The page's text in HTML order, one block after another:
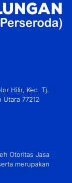
Hilir, Kec. Tj.
Utara 77212
Otoritas Jasa
merupakan